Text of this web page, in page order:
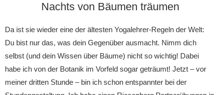
Nachts von Bäumen träumen
Da ist sie wieder eine der ältesten Yogalehrer-Regeln der Welt:
Du bist nur das, was dein Gegenüber ausmacht. Nimm dich
selbst (und dein Wissen über Bäume) nicht so wichtig! Dabei
habe ich von der Botanik im Vorfeld sogar geträumt! Jetzt – vor
meiner dritten Stunde – bin ich schon entspannter bei der